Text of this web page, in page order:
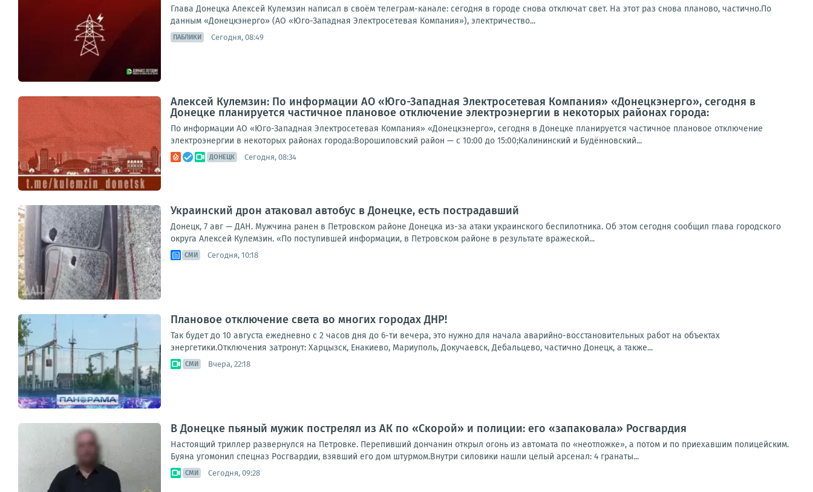
Глава Донецка Алексей Кулемзин написал в своём телеграм-канале: сегодня в городе снова отключат свет. На этот раз снова планово, частично.По
данным «Донецкэнерго» (АО «Юго-Западная Электросетевая Компания»), электричество...
ПАБЛИКИ Сегодня, 08:49
Алексей Кулемзин: По информации АО «Юго-Западная Электросетевая Компания» «Донецкэнерго», сегодня в
Донецке планируется частичное плановое отключение электроэнергии в некоторых районах города:
По информации АО «Юго-Западная Электросетевая Компания» «Донецкэнерго», сегодня в Донецке планируется частичное плановое отключение
электроэнергии в некоторых районах города:Ворошиловский район — с 10:00 до 15:00;Калининский и Будённовский...
ДОНЕЦК Сегодня, 08:34
Украинский дрон атаковал автобус в Донецке, есть пострадавший
Донецк, 7 авг — ДАН. Мужчина ранен в Петровском районе Донецка из-за атаки украинского беспилотника. Об этом сегодня сообщил глава городского
округа Алексей Кулемзин. «По поступившей информации, в Петровском районе в результате вражеской...
СМИ Сегодня, 10:18
Плановое отключение света во многих городах ДНР!
Так будет до 10 августа ежедневно с 2 часов дня до 6-ти вечера, это нужно для начала аварийно-восстановительных работ на объектах
энергетики.Отключения затронут: Харцызск, Енакиево, Мариуполь, Докучаевск, Дебальцево, частично Донецк, а также...
СМИ Вчера, 22:18
В Донецке пьяный мужик пострелял из АК по «Скорой» и полиции: его «запаковала» Росгвардия
Настоящий триллер развернулся на Петровке. Перепивший дончанин открыл огонь из автомата по «неотложке», а потом и по приехавшим полицейским.
Буяна угомонил спецназ Росгвардии, взявший его дом штурмом.Внутри силовики нашли целый арсенал: 4 гранаты...
СМИ Сегодня, 09:28